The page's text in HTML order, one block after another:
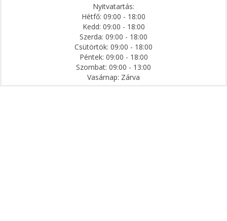
Nyitvatartás:
Hétfő: 09:00 - 18:00
Kedd: 09:00 - 18:00
Szerda: 09:00 - 18:00
Csütörtök: 09:00 - 18:00
Péntek: 09:00 - 18:00
Szombat: 09:00 - 13:00
Vasárnap: Zárva